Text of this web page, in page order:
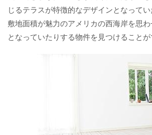
じるテラスが特徴的なデザインとなって
敷地面積が魅力のアメリカの西海岸を思
となっていたりする物件を見つけることが